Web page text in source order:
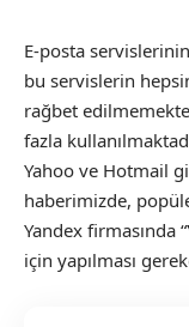
E-posta
bu servislerin
rağbet
fazla
Yahoo ve Hotmail
haberimizde,
Yandex firmasında “
için yapılması